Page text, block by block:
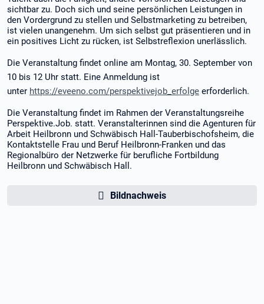
sichtbar zu. Doch sich und seine persönlichen Leistungen in
den Vordergrund zu stellen und Selbstmarketing zu betreiben,
ist vielen unangenehm. Um sich selbst gut präsentieren und in
ein positives Licht zu rücken, ist Selbstreflexion unerlässlich.
Die Veranstaltung findet online am Montag, 30. September von
10 bis 12 Uhr statt. Eine Anmeldung ist
unter https://eveeno.com/perspektivejob_erfolge erforderlich.
Die Veranstaltung findet im Rahmen der Veranstaltungsreihe
Perspektive.Job. statt. Veranstalterinnen sind die Agenturen für
Arbeit Heilbronn und Schwäbisch Hall-Tauberbischofsheim, die
Kontaktstelle Frau und Beruf Heilbronn-Franken und das
Regionalbüro der Netzwerke für berufliche Fortbildung
Heilbronn und Schwäbisch Hall.
Bildnachweis